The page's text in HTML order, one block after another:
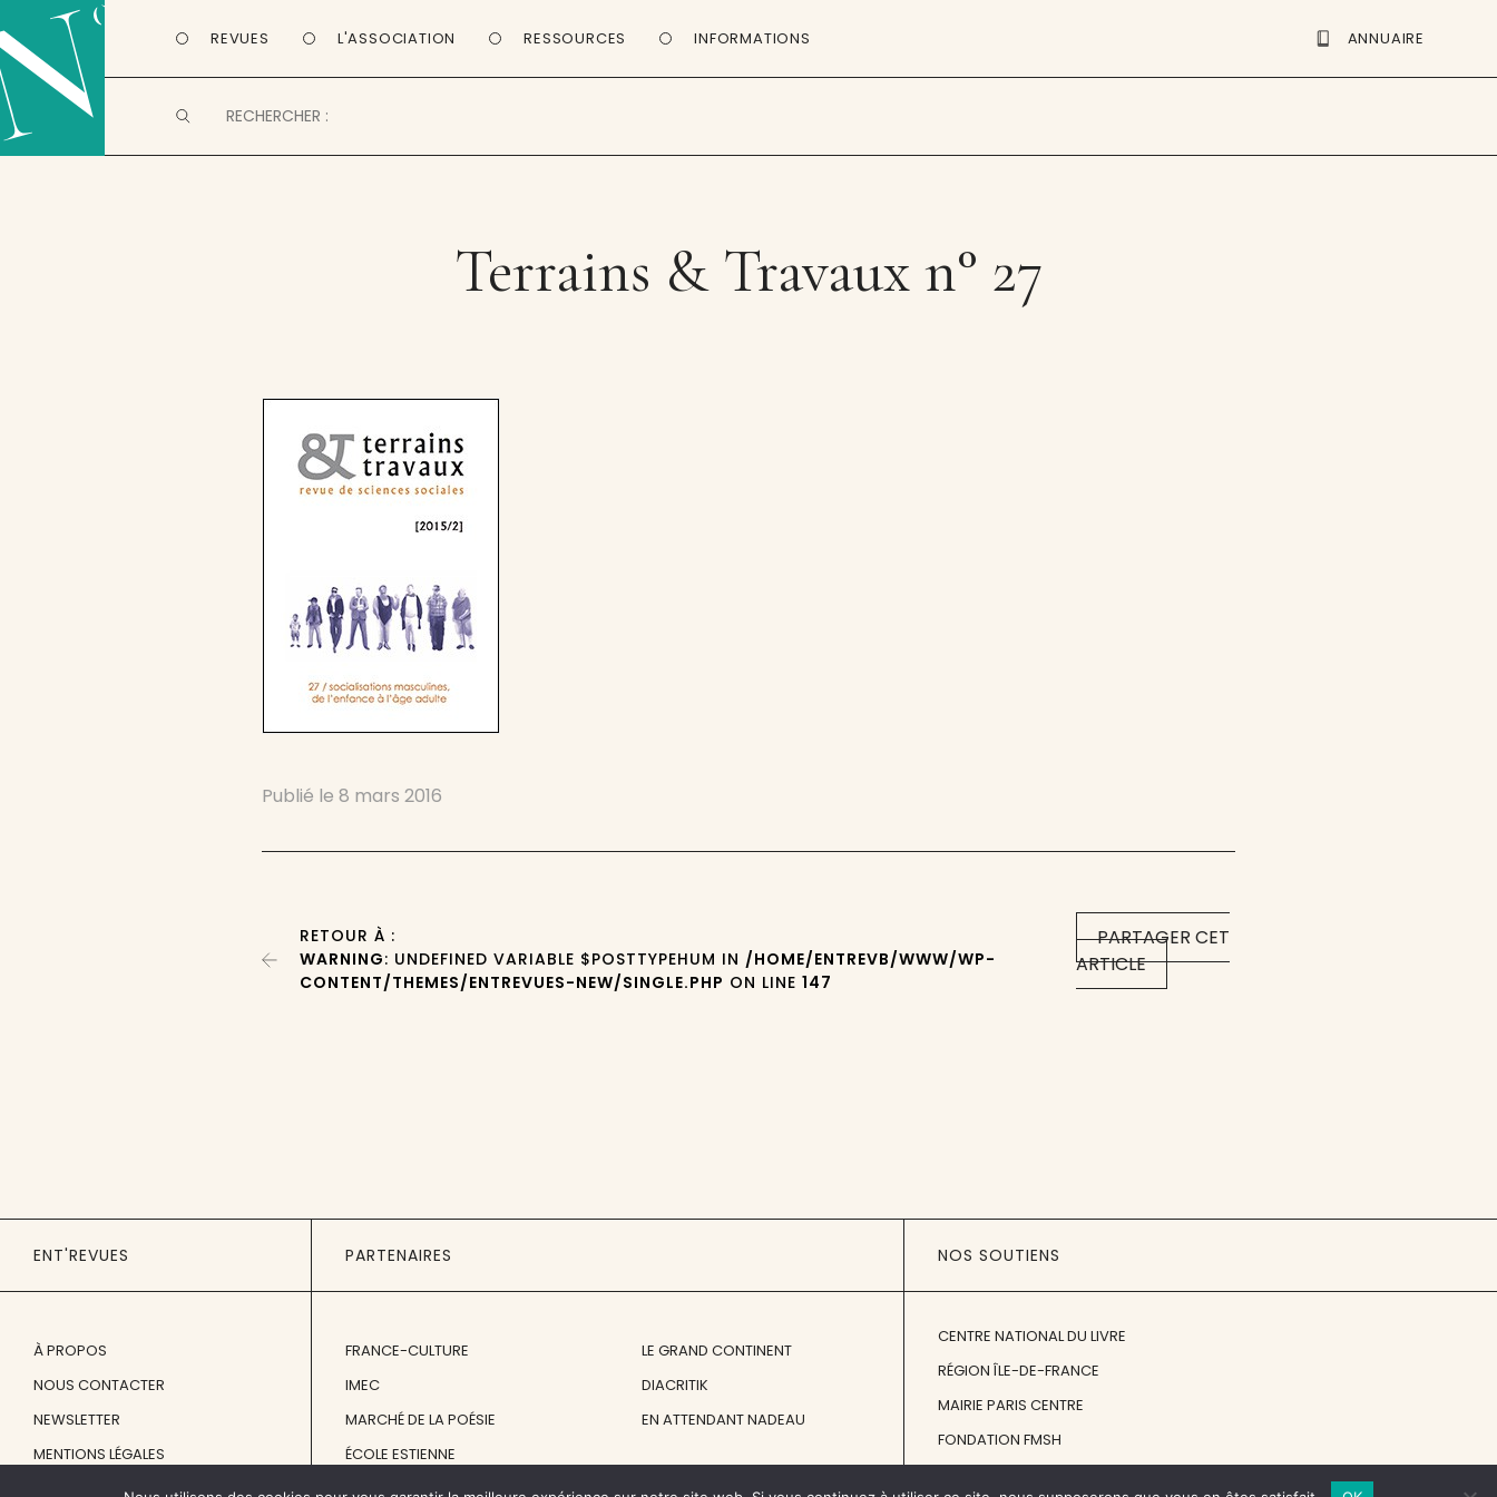
REVUES L'ASSOCIATION RESSOURCES INFORMATIONS ANNUAIRE
Terrains & Travaux n° 27
Publié le8 mars 2016
PARTAGER CET
ARTICLE
RETOUR À :
WARNING: UNDEFINED VARIABLE $POSTTYPEHUM IN /HOME/ENTREVB/WWW/WP-
CONTENT/THEMES/ENTREVUES-NEW/SINGLE.PHP ON LINE147
ENT'REVUES
À PROPOS
NOUS CONTACTER
NEWSLETTER
MENTIONS LÉGALES
PARTENAIRES
FRANCE-CULTURE
IMEC
MARCHÉ DE LA POÉSIE
ÉCOLE ESTIENNE
LE GRAND CONTINENT
DIACRITIK
EN ATTENDANT NADEAU
NOS SOUTIENS
CENTRE NATIONAL DU LIVRE
RÉGION ÎLE-DE-FRANCE
MAIRIE PARIS CENTRE
FONDATION FMSH